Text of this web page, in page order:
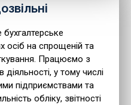
осіб на спрощеній та
Працюємо з
діяльності, у тому числі
підприємствами та
обліку, звітності